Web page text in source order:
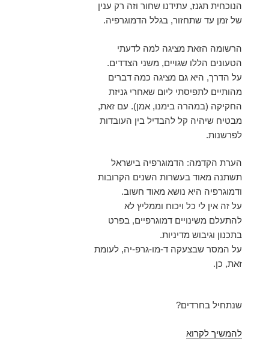
הנוכחית תגנז, עתידנו שחור וזה רק ענין
של זמן עד שתחזור, בגלל הדמוגרפיה.
הרשומה הזאת מציגה למה לדעתי
הטעונים הללו שגויים, משני הצדדים.
על הדרך, היא גם מציגה כמה דברים
מהותיים לתפיסתי ליום שאחרי גניזת
החקיקה (במהרה בימנו, אמן). עם זאת,
מבטיח שיהיה קל להבדיל בין העובדות
לפרשנות.
הערת הקדמה: הדמוגרפיה בישראל
תשתנה מאוד בעשרות השנים הקרובות
ודמוגרפיה היא נושא מאוד חשוב.
על זה אין לי כל ויכוח וממליץ לא
להתעלם משינויים דמוגרפיים, בפרט
בתכנון וגיבוש מדיניות.
על המסר שבצעקה ד-מו-גרפ-יה, לעומת
זאת, כן.
שנתחיל בחרדים?
להמשיך לקרוא